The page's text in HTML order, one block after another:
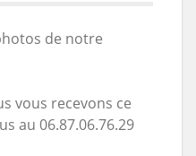
de notre
vous recevons ce
au 06.87.06.76.29